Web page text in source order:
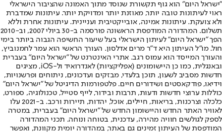
"ישראל היום" הוא גוף תקשורת שנוסד מתוך האמונה שהציבור הישראלי
ראוי לעיתונות טובה יותר, מאוזנת יותר ומדויקת יותר. עיתונות שמדברת
ולא צועקת. עיתונות אמינה, אובייקטיבית ועניינית. עיתונות אחרת וללא
תשלום. המהדורה המודפסת הראשונה פורסמה ב-30 ביולי 2007, וב-2010
הפך "ישראל היום" לעיתון הישראלי בעל שיעור החשיפה הגבוה ביותר בימי
חול. מו"ל העיתון היא ד"ר מרים אדלסון. העורך הראשי הוא עמר לחמנוביץ,
והעורך המייסד הוא עמוס רגב. אתרי האינטרנט של "ישראל היום" בעברית
ובאנגלית, כמו כן היישומונים (אפליקציות) לאנדרואיד ול-iOS, מציגים
חדשות מסביב לשעון, תוכן בלעדי, מבזקים ועדכונים, ניתוחים ופרשנויות,
וידיאו, פודקאסטים ושידורים חיים. פלטפורמות הדיגיטל של "ישראל היום"
כוללות ערוצי חדשות ודעות, תרבות ובידור, לייף סטייל, טכנולוגיה, ספורט,
כלכלה וצרכנות, בריאות, חיילים, אוכל, יהדות, תיירות ורכב. ב-2021 עלו
לאוויר האתר החדש והיישומון החדש של "ישראל היום" בעברית, במטרה
לספק לגולשים חוויה מהירה, עדכנית, בטוחה ונוחה. תכני המהדורה
המודפסת של העיתון זמינים גם באתר, במהדורה יומית מקוונת, ואפשר